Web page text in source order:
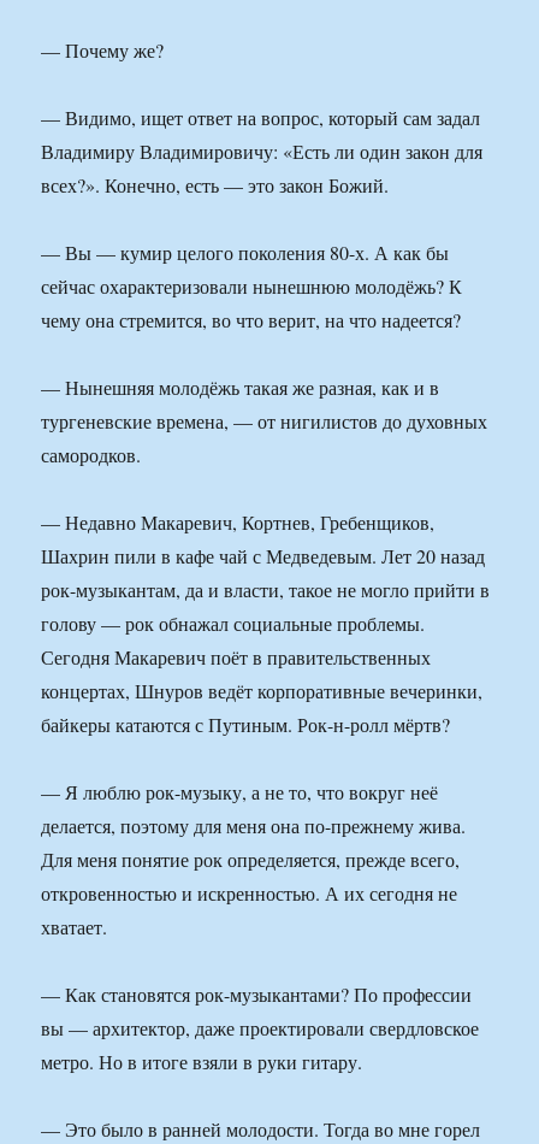
— Почему же?
— Видимо, ищет ответ на вопрос, который сам задал
Владимиру Владимировичу: «Есть ли один закон для
всех?». Конечно, есть — это закон Божий.
— Вы — кумир целого поколения 80-х. А как бы
сейчас охарактеризовали нынешнюю молодёжь? К
чему она стремится, во что верит, на что надеется?
— Нынешняя молодёжь такая же разная, как и в
тургеневские времена, — от нигилистов до духовных
самородков.
— Недавно Макаревич, Кортнев, Гребенщиков,
Шахрин пили в кафе чай с Медведевым. Лет 20 назад
рок-музыкантам, да и власти, такое не могло прийти в
голову — рок обнажал социальные проблемы.
Сегодня Макаревич поёт в правительственных
концертах, Шнуров ведёт корпоративные вечеринки,
байкеры катаются с Путиным. Рок-н-ролл мёртв?
— Я люблю рок-музыку, а не то, что вокруг неё
делается, поэтому для меня она по-прежнему жива.
Для меня понятие рок определяется, прежде всего,
откровенностью и искренностью. А их сегодня не
хватает.
— Как становятся рок-музыкантами? По профессии
вы — архитектор, даже проектировали свердловское
метро. Но в итоге взяли в руки гитару.
— Это было в ранней молодости. Тогда во мне горел